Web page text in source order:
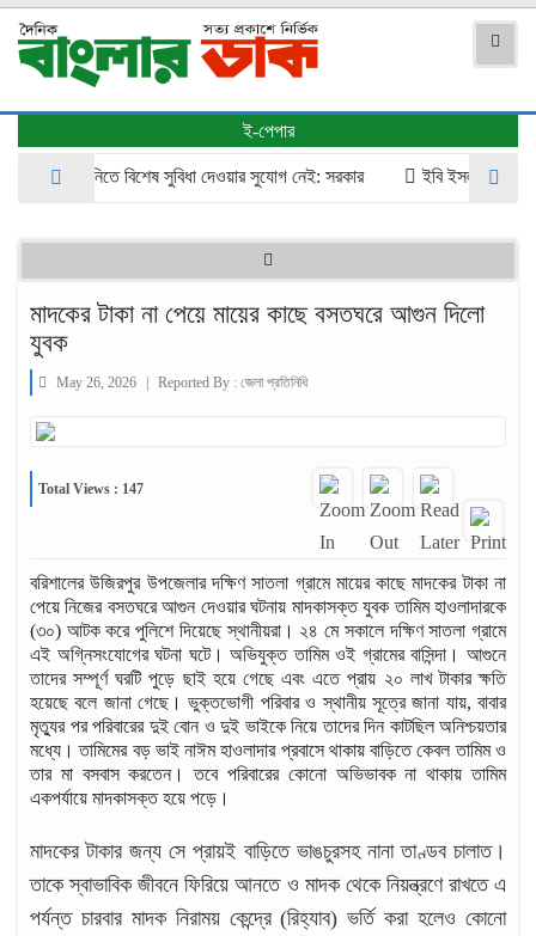
ই-পেপার
তেল আমদানিতে বিশেষ সুবিধা দেওয়ার সুযোগ নেই: সরকার ​ইবি ইসলামের
মাদকের টাকা না পেয়ে মায়ের কাছে বসতঘরে আগুন দিলো
যুবক
May 26, 2026 | Reported By : জেলা প্রতিনিধি
Total Views : 147
বরিশালের উজিরপুর উপজেলার দক্ষিণ সাতলা গ্রামে মায়ের কাছে মাদকের টাকা না
পেয়ে নিজের বসতঘরে আগুন দেওয়ার ঘটনায় মাদকাসক্ত যুবক তামিম হাওলাদারকে
(৩০) আটক করে পুলিশে দিয়েছে স্থানীয়রা। ২৪ মে সকালে দক্ষিণ সাতলা গ্রামে
এই অগ্নিসংযোগের ঘটনা ঘটে। অভিযুক্ত তামিম ওই গ্রামের বাসিন্দা। আগুনে
তাদের সম্পূর্ণ ঘরটি পুড়ে ছাই হয়ে গেছে এবং এতে প্রায় ২০ লাখ টাকার ক্ষতি
হয়েছে বলে জানা গেছে। ভুক্তভোগী পরিবার ও স্থানীয় সূত্রে জানা যায়, বাবার
মৃত্যুর পর পরিবারের দুই বোন ও দুই ভাইকে নিয়ে তাদের দিন কাটছিল অনিশ্চয়তার
মধ্যে। তামিমের বড় ভাই নাঈম হাওলাদার প্রবাসে থাকায় বাড়িতে কেবল তামিম ও
তার মা বসবাস করতেন। তবে পরিবারের কোনো অভিভাবক না থাকায় তামিম
একপর্যায়ে মাদকাসক্ত হয়ে পড়ে।
মাদকের টাকার জন্য সে প্রায়ই বাড়িতে ভাঙচুরসহ নানা তাণ্ডব চালাত।
তাকে স্বাভাবিক জীবনে ফিরিয়ে আনতে ও মাদক থেকে নিয়ন্ত্রণে রাখতে এ
পর্যন্ত চারবার মাদক নিরাময় কেন্দ্রে (রিহ্যাব) ভর্তি করা হলেও কোনো